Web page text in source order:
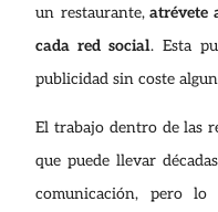
un restaurante,atrévete
cada red social. Esta
publicidad sin coste
El trabajo dentro de las
que puede llevar
comunicación, pero